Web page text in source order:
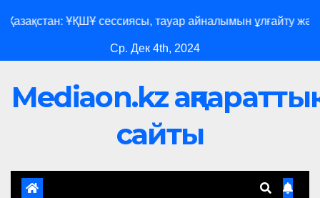
ҰҚШҰ сессиясы, тауар айналымын ұлғайту және
Ср. Дек 4th, 2024
Mediaon.kz ақпараттық
сайты